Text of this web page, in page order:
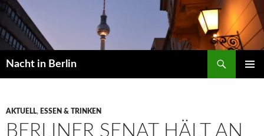
Zum
Inhalt
springen
Nacht in Berlin
AKTUELL, ESSEN & TRINKEN
BERLINER SENAT HÄLT AN